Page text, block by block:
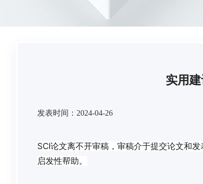
实用
发表时间：2024-04-26
SCI论文离不开审稿，审稿介于提交论文和
启发性帮助。